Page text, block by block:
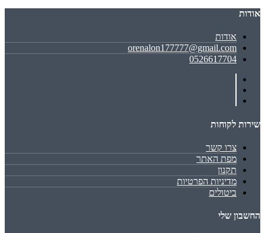
אודות
אודות
orenalon177777@gmail.com
0526617704
שירות לקוחות
צרו קשר
מפת האתר
תקנון
מדיניות הפרטיות
ביטולים
החשבון שלי